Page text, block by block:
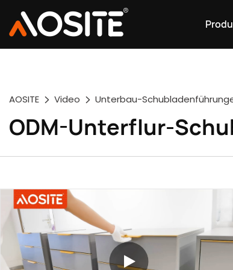
AOSITE Video Unterbau-
ODM-Unterflur-